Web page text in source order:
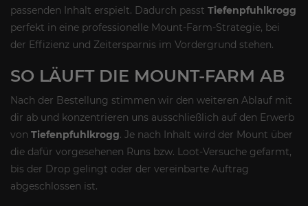
passenden Inhalt erspielt. Dadurch passt Tiefenpfuhlkrogg
perfekt in eine professionelle Mount-Farm-Strategie, bei
der Effizienz und Zeitersparnis im Vordergrund stehen.
SO LÄUFT DIE MOUNT-FARM AB
Nach der Bestellung stimmen wir den weiteren Ablauf mit
dir ab und konzentrieren uns ausschließlich auf den Erwerb
von Tiefenpfuhlkrogg. Je nach Inhalt wird der Mount über
die dafür vorgesehenen Runs bzw. Loot-Versuche gefarmt,
bis der Drop gelingt oder der vereinbarte Auftrag
abgeschlossen ist.